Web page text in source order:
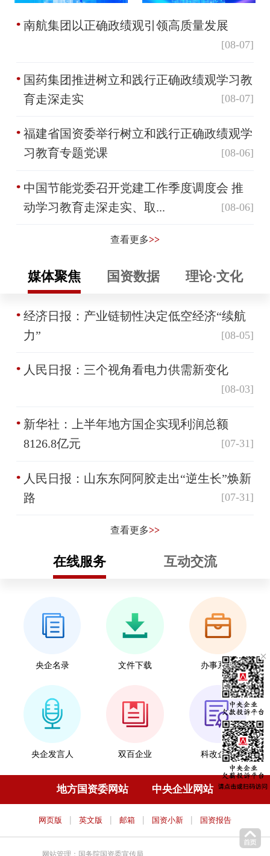
南航集团以正确政绩观引领高质量发展
[08-07]
国药集团推进树立和践行正确政绩观学习教
育走深走实
[08-07]
福建省国资委举行树立和践行正确政绩观学
习教育专题党课
[08-06]
中国节能党委召开党建工作季度调度会 推
动学习教育走深走实、取...
[08-06]
查看更多>>
媒体聚焦 国资数据 理论·文化
经济日报：产业链韧性决定低空经济“续航
力”
[08-05]
人民日报：三个视角看电力供需新变化
[08-03]
新华社：上半年地方国企实现利润总额
8126.8亿元
[07-31]
人民日报：山东东阿阿胶走出“逆生长”焕新
路
[07-31]
查看更多>>
在线服务 互动交流
央企名录 文件下载 办事系统
央企发言人 双百企业 科改企业
地方国资委网站 中央企业网站
网页版 | 英文版 | 邮箱 | 国资小新 | 国资报告
网站管理：国务院国资委宣传局